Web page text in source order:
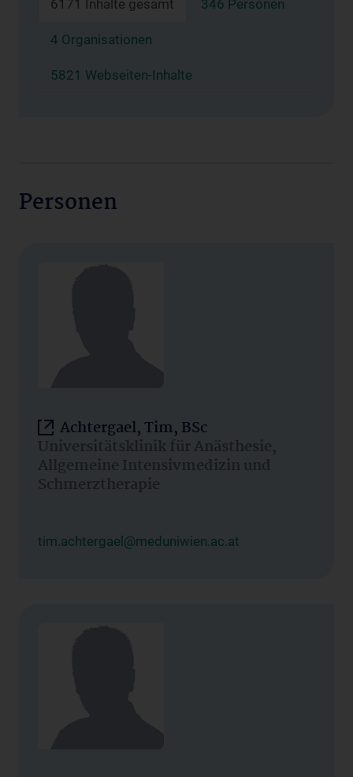
6171 Inhalte gesamt 346 Personen
4 Organisationen
5821 Webseiten-Inhalte
Personen
Achtergael, Tim, BSc
Universitätsklinik für Anästhesie,
Allgemeine Intensivmedizin und
Schmerztherapie
tim.achtergael@meduniwien.ac.at